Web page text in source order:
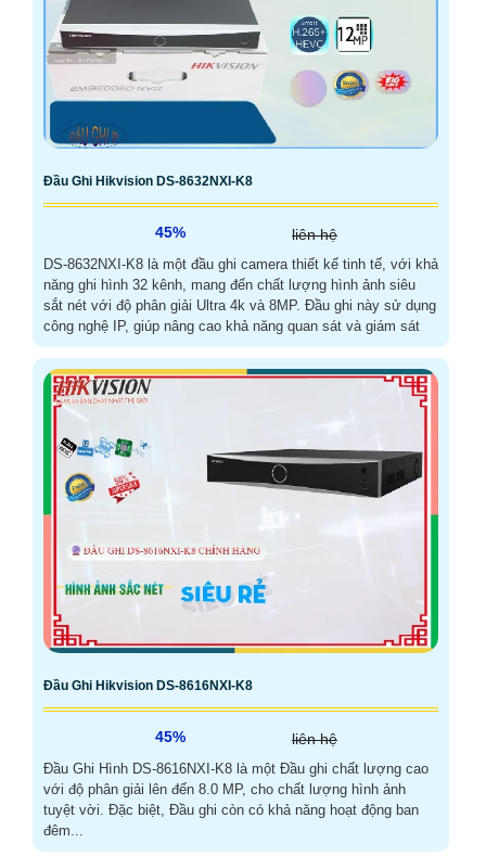
Đầu Ghi Hikvision DS-8632NXI-K8
45% liên hệ
DS-8632NXI-K8 là một đầu ghi camera thiết kế tinh tế, với khả
năng ghi hình 32 kênh, mang đến chất lượng hình ảnh siêu
sắt nét với độ phân giải Ultra 4k và 8MP. Đầu ghi này sử dụng
công nghệ IP, giúp nâng cao khả năng quan sát và giám sát
Đầu Ghi Hikvision DS-8616NXI-K8
45% liên hệ
Đầu Ghi Hình DS-8616NXI-K8 là một Đầu ghi chất lượng cao
với độ phân giải lên đến 8.0 MP, cho chất lượng hình ảnh
tuyệt vời. Đặc biệt, Đầu ghi còn có khả năng hoạt động ban
đêm...